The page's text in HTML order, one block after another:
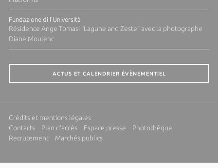
Fundazione di l'Università
Résidence Ange Tomasi "Lagune and Zeste" avec la photographe
Diane Moulenc
ACTUS ET CALENDRIER ÉVÈNEMENTIEL
Crédits et mentions légales
Contacts
Plan d'accès Espace presse
Photothèque
Recrutement
Marchés publics